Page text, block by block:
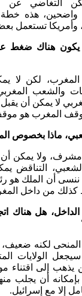
التغاضي عن
واضحين، هذه خطة
وأمريكا تستعمل
يكون هناك ضغط
لكن لا
والشعب
لا يمكن أن
موقف المغرب هو
ماذا بخصوص
ولا يمكن أن
التناقض
ننسى أن الملك هو
من داخل
هل هناك
المنحى لكنه
الولايات
يذهب إلى اقتناء
بإمكانه أن يجلب
إلا مع إسرائيل.